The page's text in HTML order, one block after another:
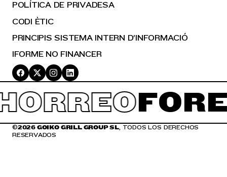
POLÍTICA DE PRIVADESA
CODI ÈTIC
PRINCIPIS SISTEMA INTERN D’INFORMACIÓ
IFORME NO FINANCER
©2026 GOIKO GRILL GROUP SL, TODOS LOS DERECHOS
RESERVADOS